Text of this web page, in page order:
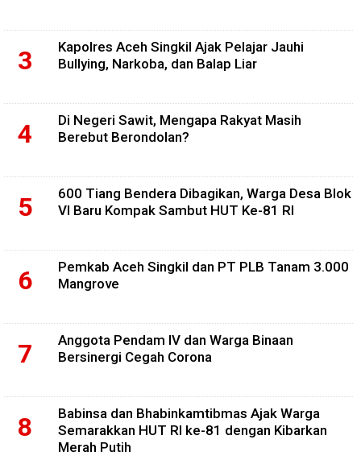
Kapolres Aceh Singkil Ajak Pelajar Jauhi
Bullying, Narkoba, dan Balap Liar
Di Negeri Sawit, Mengapa Rakyat Masih
Berebut Berondolan?
600 Tiang Bendera Dibagikan, Warga Desa Blok
VI Baru Kompak Sambut HUT Ke-81 RI
Pemkab Aceh Singkil dan PT PLB Tanam 3.000
Mangrove
Anggota Pendam IV dan Warga Binaan
Bersinergi Cegah Corona
Babinsa dan Bhabinkamtibmas Ajak Warga
Semarakkan HUT RI ke-81 dengan Kibarkan
Merah Putih